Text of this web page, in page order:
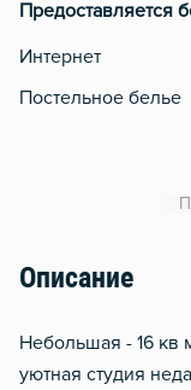
Предоставляется
Интернет
Постельное белье
Описание
Небольшая - 16 кв
уютная студия